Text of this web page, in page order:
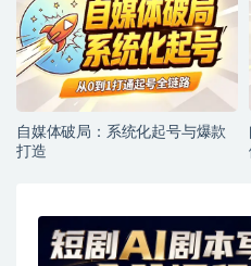
自媒体破局：系统化起号与爆款
打造